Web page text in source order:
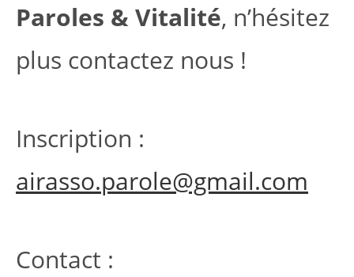
Paroles & Vitalité, n’hésitez
plus contactez nous !
Inscription :
airasso.parole@gmail.com
Contact :